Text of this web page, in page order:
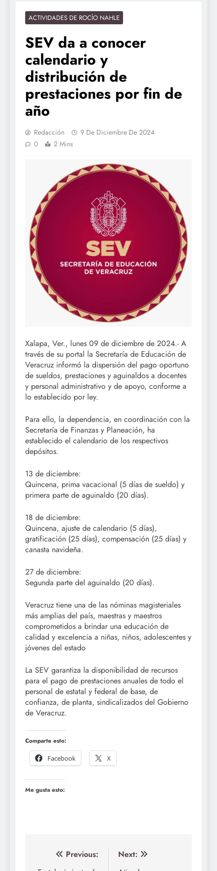
ACTIVIDADES DE ROCÍO NAHLE
SEV da a conocer
calendario y
distribución de
prestaciones por fin de
año
Redacción
9 De Diciembre De 2024
0
2 Mins
Xalapa, Ver., lunes 09 de diciembre de 2024.- A
través de su portal la Secretaría de Educación de
Veracruz informó la dispersión del pago oportuno
de sueldos, prestaciones y aguinaldos a docentes
y personal administrativo y de apoyo, conforme a
lo establecido por ley.
Para ello, la dependencia, en coordinación con la
Secretaría de Finanzas y Planeación, ha
establecido el calendario de los respectivos
depósitos.
13 de diciembre:
Quincena, prima vacacional (5 días de sueldo) y
primera parte de aguinaldo (20 días).
18 de diciembre:
Quincena, ajuste de calendario (5 días),
gratificación (25 días), compensación (25 días) y
canasta navideña.
27 de diciembre:
Segunda parte del aguinaldo (20 días).
Veracruz tiene una de las nóminas magisteriales
más amplias del país, maestras y maestros
comprometidos a brindar una educación de
calidad y excelencia a niñas, niños, adolescentes y
jóvenes del estado
La SEV garantiza la disponibilidad de recursos
para el pago de prestaciones anuales de todo el
personal de estatal y federal de base, de
confianza, de planta, sindicalizados del Gobierno
de Veracruz.
Comparte esto:
Facebook
X
Me gusta esto:
Navegación
Previous:
Next: